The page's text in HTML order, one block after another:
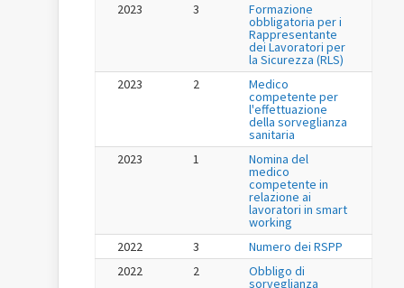
2023
3 Formazione
obbligatoria per i
Rappresentante
dei Lavoratori per
la Sicurezza (RLS)
2023
2 Medico
competente per
l'effettuazione
della sorveglianza
sanitaria
2023
1 Nomina del
medico
competente in
relazione ai
lavoratori in smart
working
2022
3
Numero dei RSPP
2022
2 Obbligo di
sorveglianza